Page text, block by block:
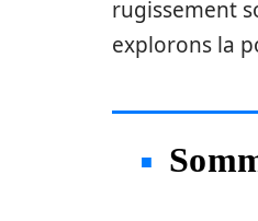
rugissement
explorons la